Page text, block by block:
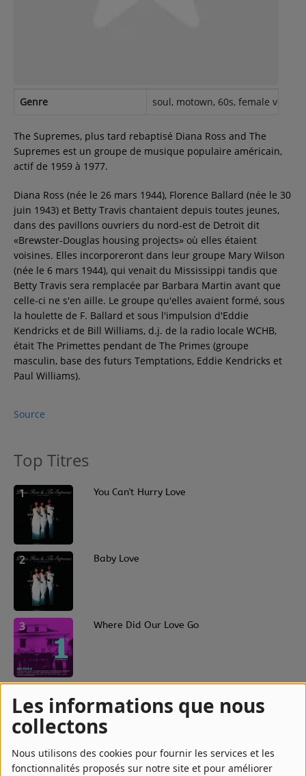
Les informations que nous
collectons
Nous utilisons des cookies pour fournir les services et les
fonctionnalités proposés sur notre site et pour améliorer
SE CONNECTER
Genre soul, motown, 60s, female
The Supremes, plus tard rebaptisé Diana Ross and The
Supremes est un groupe de musique populaire américain,
actif de 1959 à 1977.
Diana Ross (née le 26 mars 1944), Florence Ballard (née le 30
juin 1943) et Betty Travis chantaient depuis toutes jeunes,
dans des pavillons ouvriers du nord-est de Detroit dit
«Brewster-Douglas housing projects» où elles étaient
voisines. Elles incorporeront dans leur groupe Mary Wilson
(née le 6 mars 1944), qui venait du Mississippi tandis que
Betty Travis sera remplacée par Barbara Martin avant que
celle-ci ne s'en aille. Le groupe qu'elles avaient formé, sous
la houlette de F. Ballard et sous l'impulsion d'Eddie
Kendricks et de Bill Williams, d.j. de la radio locale WCHB,
était The Primettes pendant de The Primes (groupe
masculin, base des futurs Temptations, Eddie Kendricks et
Paul Williams).
Source
Top Titres
1 You Can't Hurry Love
2 Baby Love
3 Where Did Our Love Go
5 You Keep Me Hangin' On